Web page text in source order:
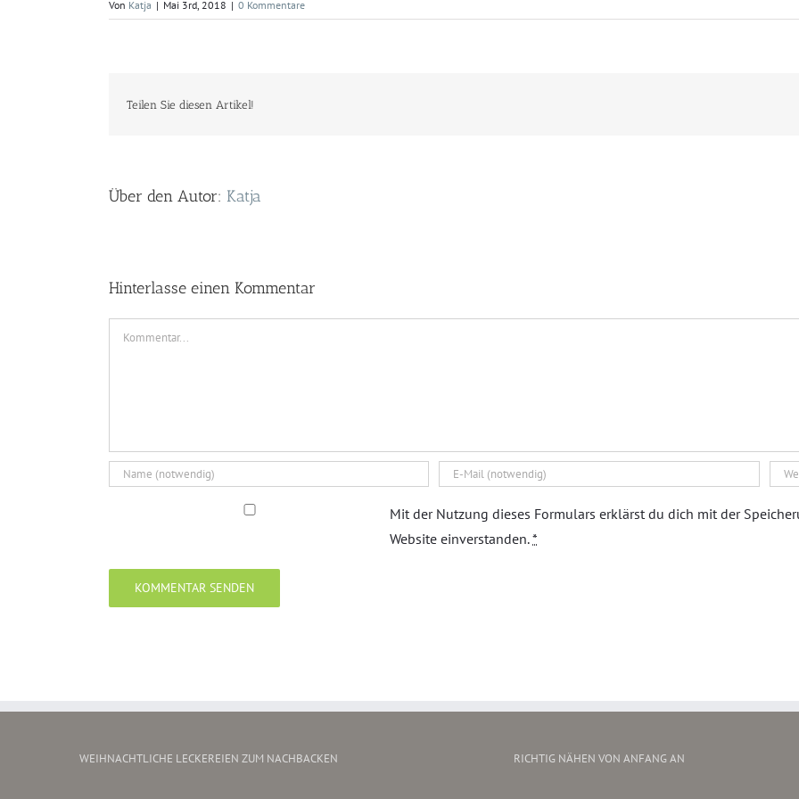
Von Katja | Mai 3rd, 2018 | 0 Kommentare
Teilen Sie diesen Artikel!
Über den Autor: Katja
Hinterlasse einen Kommentar
Kommentar
Mit der Nutzung dieses Formulars erklärst du dich mit der
Website einverstanden.*
WEIHNACHTLICHE LECKEREIEN ZUM NACHBACKEN RICHTIG NÄHEN VON ANFANG AN